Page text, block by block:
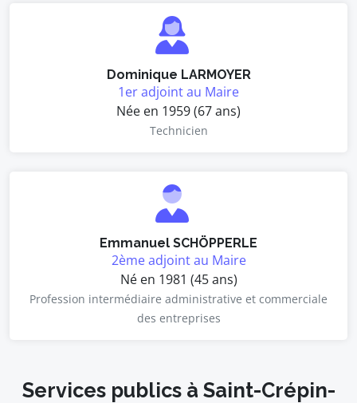
Dominique LARMOYER
1er adjoint au Maire
Née en 1959 (67 ans)
Technicien
Emmanuel SCHÖPPERLE
2ème adjoint au Maire
Né en 1981 (45 ans)
Profession intermédiaire administrative et commerciale
des entreprises
Services publics à Saint-Crépin-